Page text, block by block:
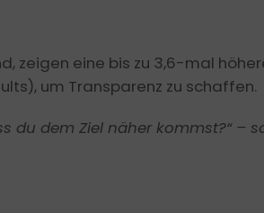
zeigen eine bis zu 3,6-mal
um Transparenz zu schaffen.
du dem Ziel näher kommst?“ –